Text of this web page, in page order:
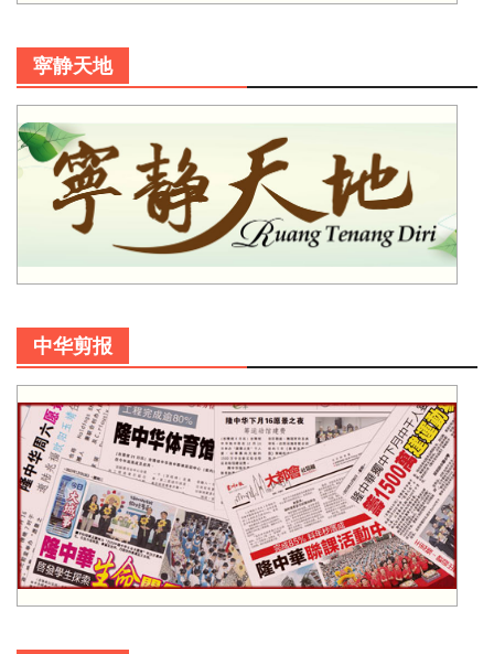
寜静天地
中华剪报